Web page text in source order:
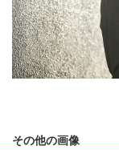
その他の画像